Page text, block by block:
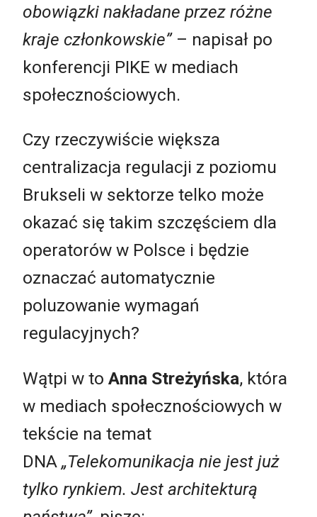
obowiązki nakładane przez różne
kraje członkowskie”– napisał po
konferencji PIKE w mediach
społecznościowych.
Czy rzeczywiście większa
centralizacja regulacji z poziomu
Brukseli w sektorze telko może
okazać się takim szczęściem dla
operatorów w Polsce i będzie
oznaczać automatycznie
poluzowanie wymagań
regulacyjnych?
Wątpi w to Anna Streżyńska, która
w mediach społecznościowych w
tekście na temat
DNA „Telekomunikacja nie jest już
tylko rynkiem. Jest architekturą